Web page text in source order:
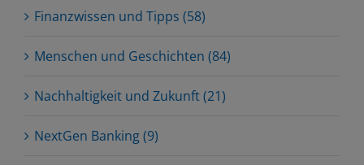
Finanzwissen und Tipps (58)
Menschen und Geschichten (84)
Nachhaltigkeit und Zukunft (21)
NextGen Banking (9)